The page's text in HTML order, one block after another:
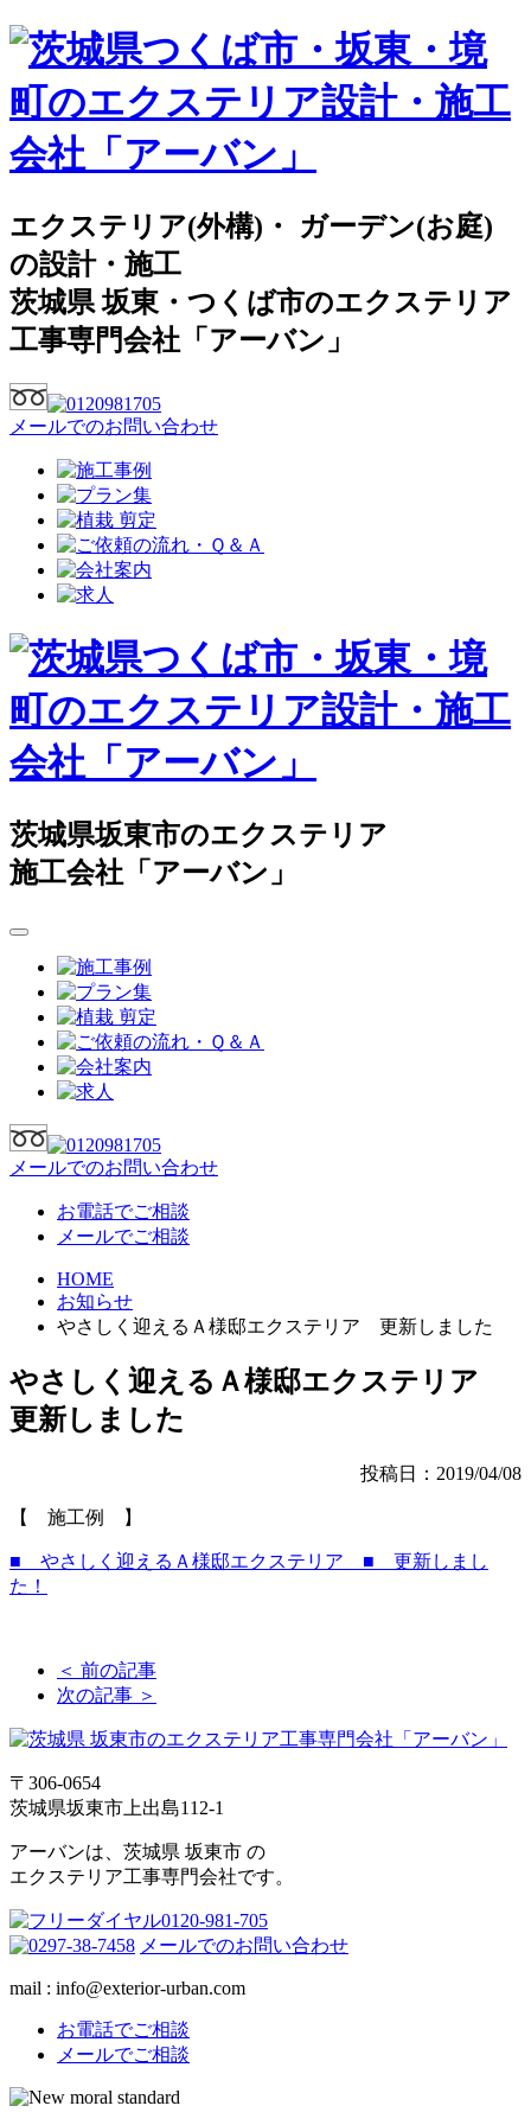
エクステリア(外構)・ ガーデン(お庭)
の設計・施工
茨城県 坂東・つくば市のエクステリア
工事専門会社「アーバン」
メールでのお問い合わせ
茨城県坂東市のエクステリア
施工会社「アーバン」
メールでのお問い合わせ
お電話でご相談
メールでご相談
HOME
お知らせ
やさしく迎えるＡ様邸エクステリア 更新しました
やさしく迎えるＡ様邸エクステリア
更新しました
投稿日：2019/04/08
【 施工例 】
■ やさしく迎えるＡ様邸エクステリア ■ 更新しまし
た！
＜ 前の記事
次の記事 ＞
〒306-0654
茨城県坂東市上出島112-1
アーバンは、茨城県 坂東市 の
エクステリア工事専門会社です。
メールでのお問い合わせ
mail : info@exterior-urban.com
お電話でご相談
メールでご相談